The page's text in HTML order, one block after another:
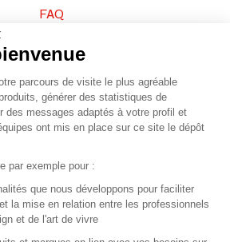
FAQ
vos produits
Plan du site
–Organisation SAFI
Recrutement
parcours de visite le plus agréable
générer des statistiques de
des messages adaptés à votre profil et
ont mis en place sur ce site le dépôt
par exemple pour :
que nous développons pour faciliter
la mise en relation entre les professionnels
et de l'art de vivre